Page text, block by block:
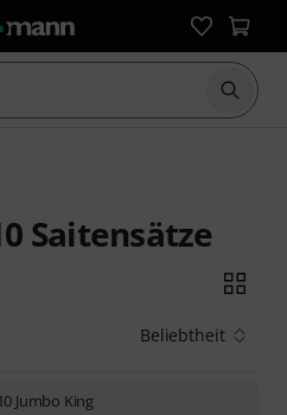
Suche
Saitensätze
Beliebtheit
Jumbo King